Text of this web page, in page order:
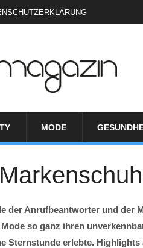
MODE
der Anrufbeantworter und der
so ganz ihren
Sternstunde erlebte.